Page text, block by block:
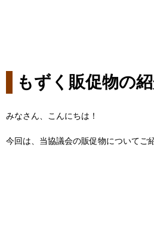
もずく販促物の
みなさん、こんにちは！
今回は、当協議会の販促物についてご